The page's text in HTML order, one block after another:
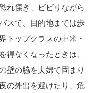
れ慄き、ビビりながら
スで、目的地までは歩
トップクラスの中米・
得なくなったときは、
壁の脇を夫婦で固まり
の外出を避けたり、危